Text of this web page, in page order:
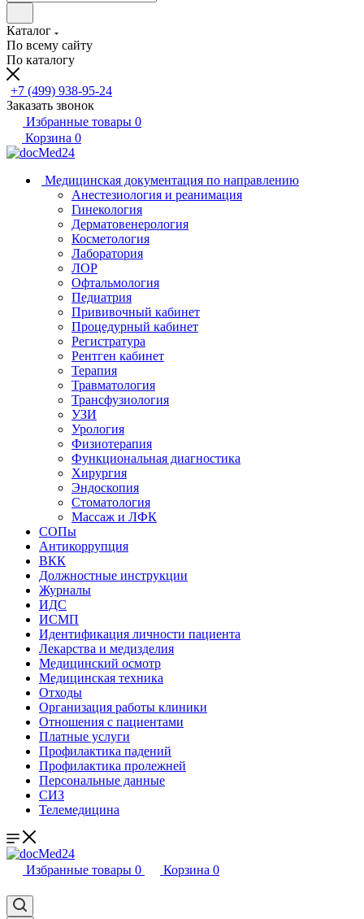
Каталог
По всему сайту
По каталогу
+7 (499) 938-95-24
Заказать звонок
Избранные товары 0
Корзина 0
Медицинская документация по направлению
Анестезиология и реанимация
Гинекология
Дерматовенерология
Косметология
Лаборатория
ЛОР
Офтальмология
Педиатрия
Прививочный кабинет
Процедурный кабинет
Регистратура
Рентген кабинет
Терапия
Травматология
Трансфузиология
УЗИ
Урология
Физиотерапия
Функциональная диагностика
Хирургия
Эндоскопия
Стоматология
Массаж и ЛФК
СОПы
Антикоррупция
ВКК
Должностные инструкции
Журналы
ИДС
ИСМП
Идентификация личности пациента
Лекарства и медизделия
Медицинский осмотр
Медицинская техника
Отходы
Организация работы клиники
Отношения с пациентами
Платные услуги
Профилактика падений
Профилактика пролежней
Персональные данные
СИЗ
Телемедицина
Избранные товары 0 Корзина 0